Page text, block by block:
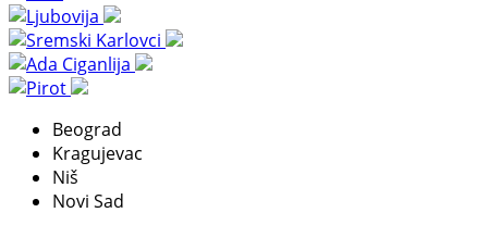
Beograd
Kragujevac
Niš
Novi Sad